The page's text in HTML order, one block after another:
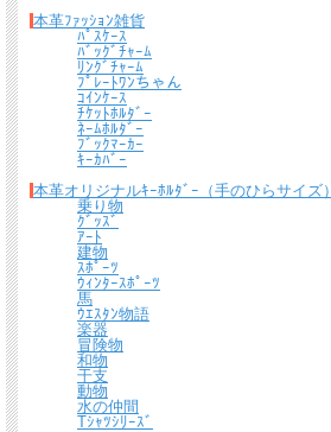
本革ﾌｧｯｼｮﾝ雑貨
ﾊﾟｽｹｰｽ
ﾊﾞｯｸﾞﾁｬｰﾑ
ﾘﾝｸﾞﾁｬｰﾑ
ﾌﾟﾚｰﾄﾜﾝちゃん
ｺｲﾝｹｰｽ
ﾁｹｯﾄﾎﾙﾀﾞｰ
ﾈｰﾑﾎﾙﾀﾞｰ
ﾌﾞｯｸﾏｰｶｰ
ｷｰｶﾊﾞｰ
本革オリジナルｷｰﾎﾙﾀﾞｰ（手のひらサイズ）
乗り物
ｸﾞｯｽﾞ
ｱｰﾄ
建物
ｽﾎﾟｰﾂ
ｳｨﾝﾀｰｽﾎﾟｰﾂ
馬
ｳｴｽﾀﾝ物語
楽器
冒険物
和物
干支
動物
水の仲間
Tｼｬﾂｼﾘｰｽﾞ